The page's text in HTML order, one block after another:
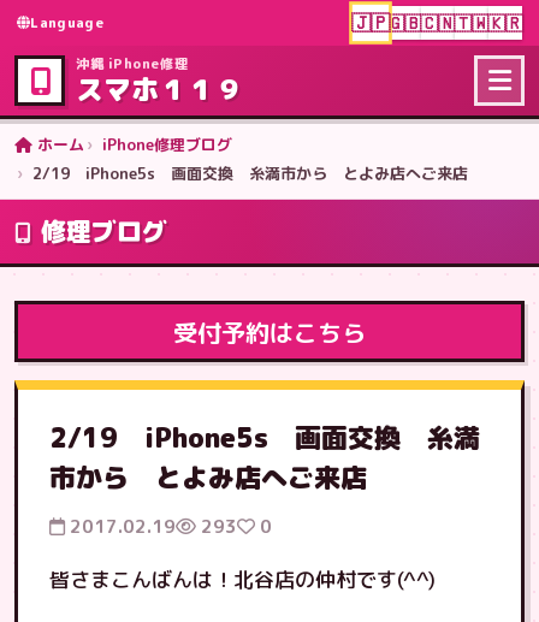
Language 🇯🇵🇬🇧🇨🇳🇹🇼🇰🇷
沖縄 iPhone修理
スマホ１１９
ホーム
iPhone修理ブログ
2/19 iPhone5s 画面交換 糸満市から とよみ店へご来店
修理ブログ
受付予約はこちら
2/19 iPhone5s 画面交換 糸満
市から とよみ店へご来店
2017.02.19 293 0
皆さまこんばんは！北谷店の仲村です(^^)